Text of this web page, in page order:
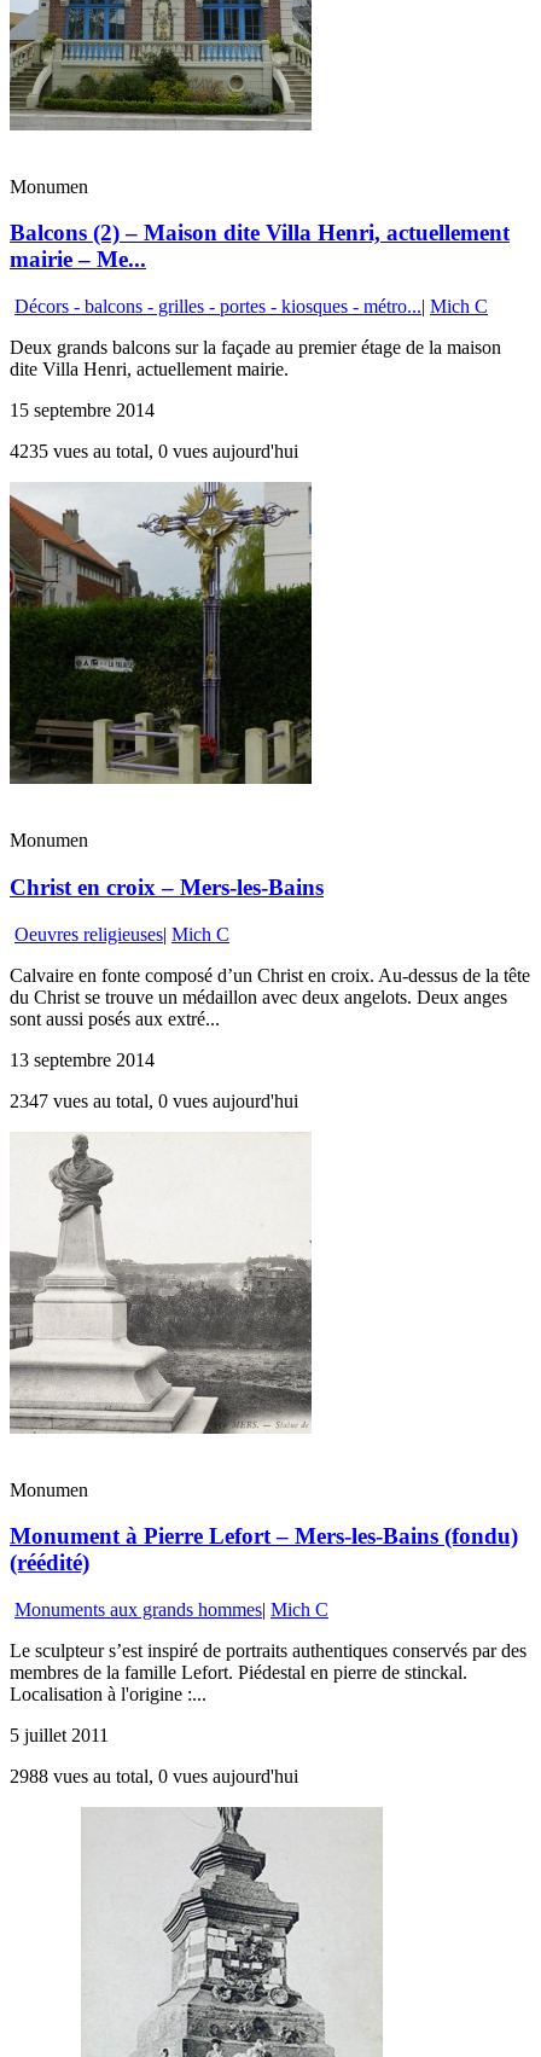
Monumen
Balcons (2) – Maison dite Villa Henri, actuellement
mairie – Me...
Décors - balcons - grilles - portes - kiosques - métro...| Mich C
Deux grands balcons sur la façade au premier étage de la maison
dite Villa Henri, actuellement mairie.
15 septembre 2014
4235 vues au total, 0 vues aujourd'hui
Monumen
Christ en croix – Mers-les-Bains
Oeuvres religieuses| Mich C
Calvaire en fonte composé d’un Christ en croix. Au-dessus de la tête
du Christ se trouve un médaillon avec deux angelots. Deux anges
sont aussi posés aux extré...
13 septembre 2014
2347 vues au total, 0 vues aujourd'hui
Monumen
Monument à Pierre Lefort – Mers-les-Bains (fondu)
(réédité)
Monuments aux grands hommes| Mich C
Le sculpteur s’est inspiré de portraits authentiques conservés par des
membres de la famille Lefort. Piédestal en pierre de stinckal.
Localisation à l'origine :...
5 juillet 2011
2988 vues au total, 0 vues aujourd'hui